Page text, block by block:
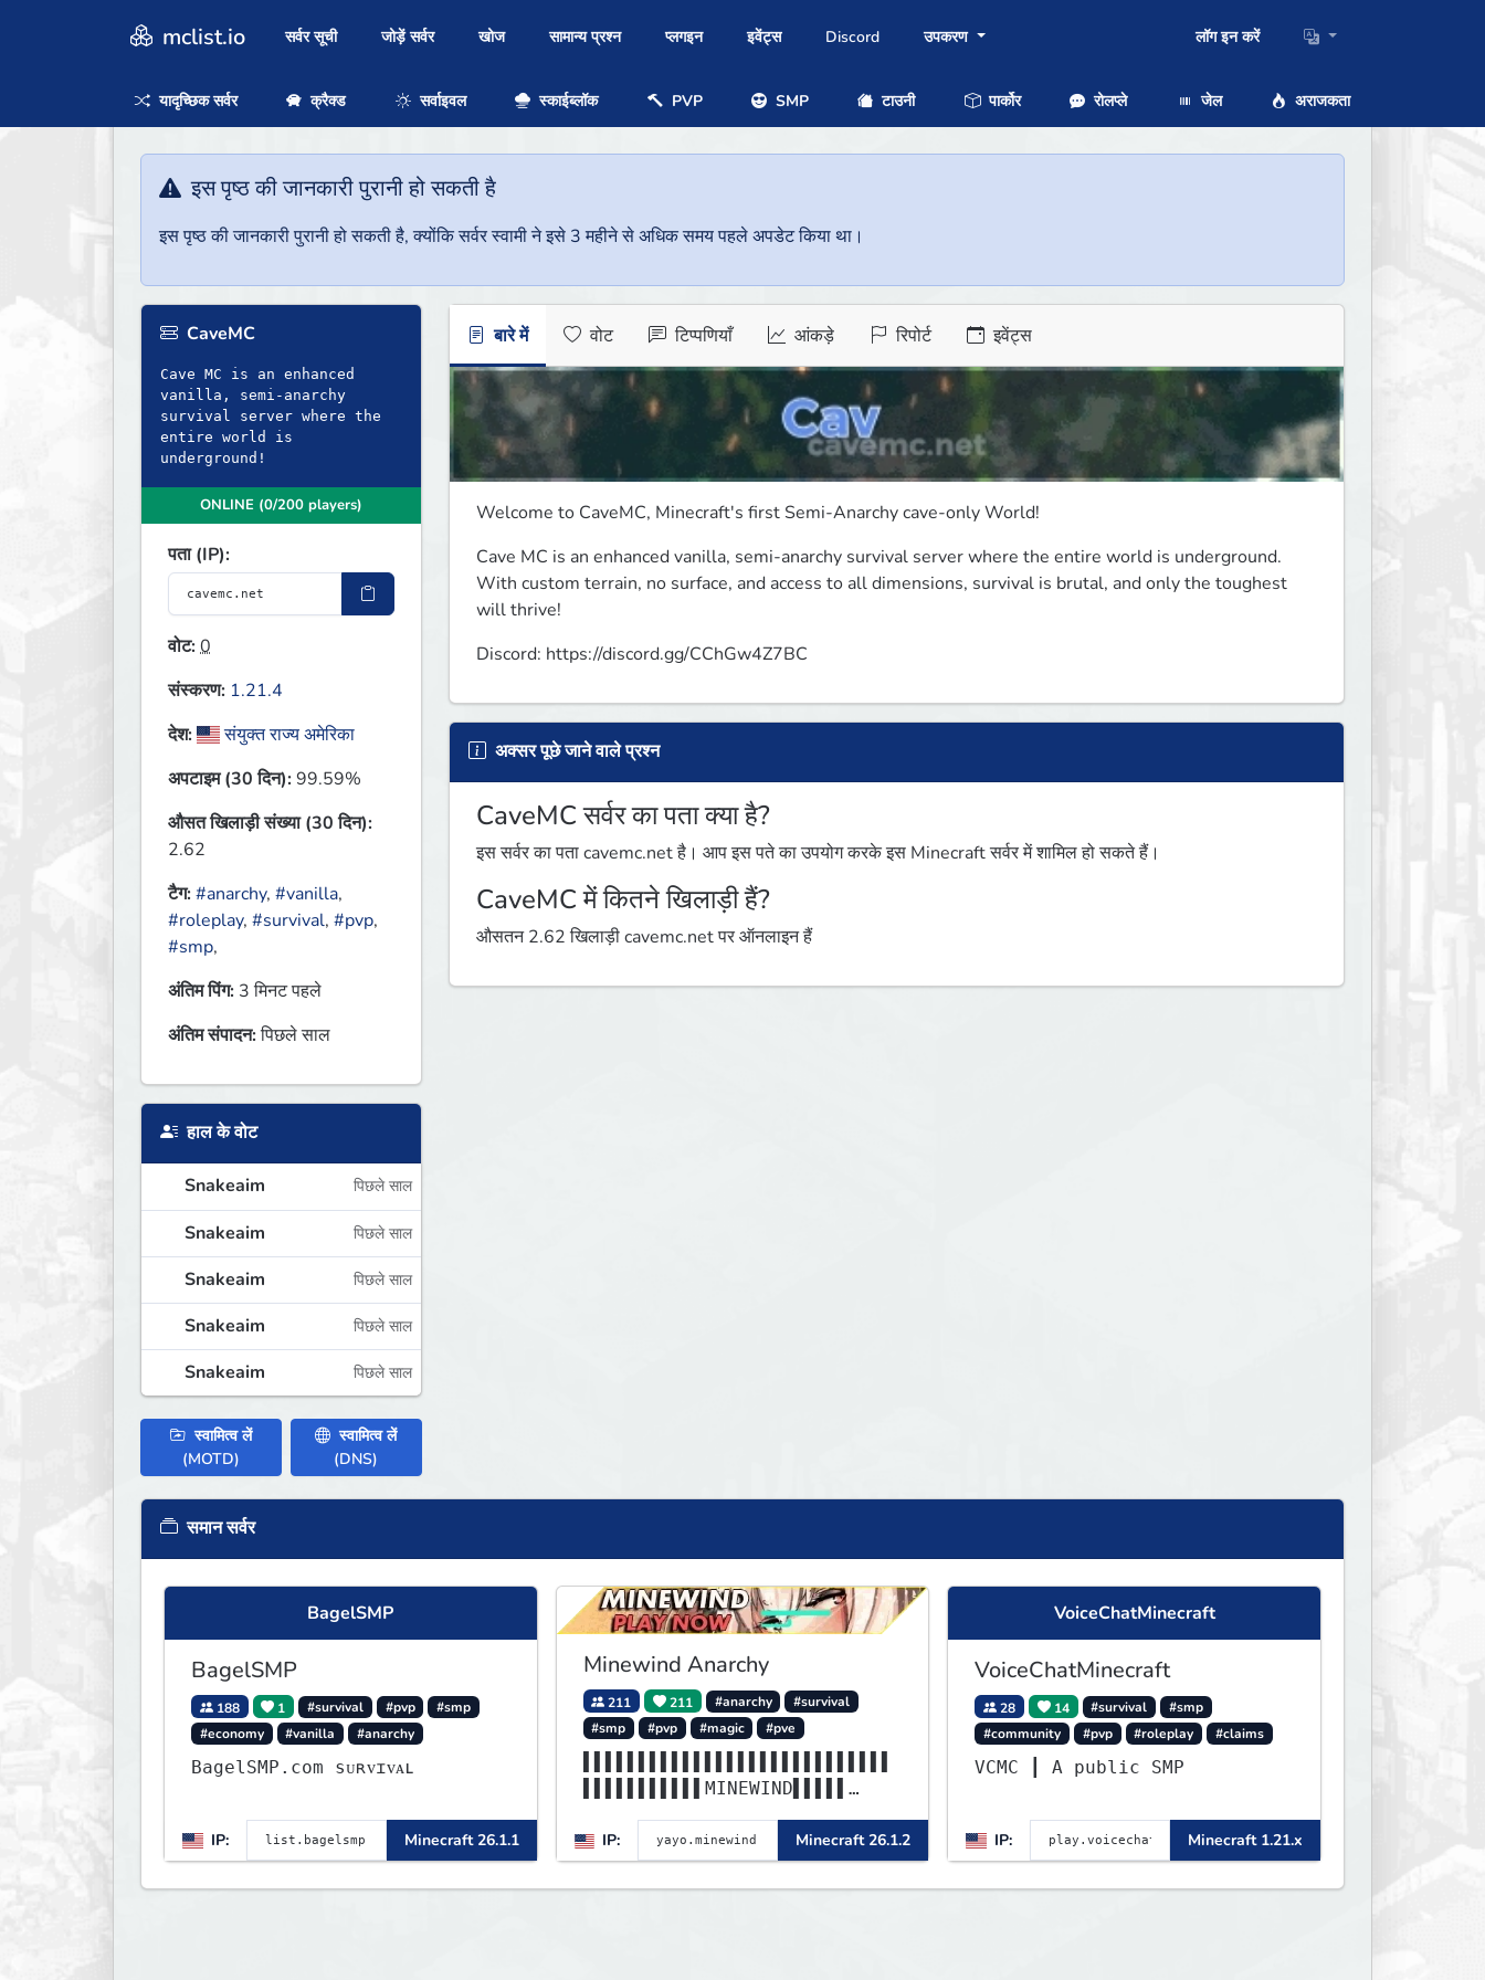
mclist.io सर्वर सूची जोड़ें सर्वर खोज सामान्य प्रश्न प्लगइन इवेंट्स Discord उपकरण लॉग इन करें
यादृच्छिक सर्वर क्रैक्ड सर्वाइवल स्काईब्लॉक PVP SMP टाउनी पार्कोर रोलप्ले जेल अराजकता
इस पृष्ठ की जानकारी पुरानी हो सकती है
इस पृष्ठ की जानकारी पुरानी हो सकती है, क्योंकि सर्वर स्वामी ने इसे 3 महीने से अधिक समय पहले अपडेट किया था।
CaveMC
Cave MC is an enhanced
vanilla, semi-anarchy
survival server where the
entire world is
underground!
ONLINE (0/200 players)
पता (IP):
वोट:0
संस्करण: 1.21.4
देश:
संयुक्त राज्य अमेरिका
अपटाइम (30 दिन):99.59%
औसत खिलाड़ी संख्या (30 दिन):
2.62
टैग:#anarchy, #vanilla,
#roleplay, #survival, #pvp,
#smp,
अंतिम पिंग: 3 मिनट पहले
अंतिम संपादन:पिछले साल
हाल के वोट
Snakeaim पिछले साल
Snakeaim पिछले साल
Snakeaim पिछले साल
Snakeaim पिछले साल
Snakeaim पिछले साल
स्वामित्व लें
(MOTD)
स्वामित्व लें
(DNS)
बारे में वोट टिप्पणियाँ आंकड़े रिपोर्ट इवेंट्स
Welcome to CaveMC, Minecraft's first Semi-Anarchy cave-only World!
Cave MC is an enhanced vanilla, semi-anarchy survival server where the entire world is underground.
With custom terrain, no surface, and access to all dimensions, survival is brutal, and only the toughest
will thrive!
Discord: https://discord.gg/CChGw4Z7BC
अक्सर पूछे जाने वाले प्रश्न
CaveMC सर्वर का पता क्या है?
इस सर्वर का पता cavemc.net है। आप इस पते का उपयोग करके इस Minecraft सर्वर में शामिल हो सकते हैं।
CaveMC में कितने खिलाड़ी हैं?
औसतन 2.62 खिलाड़ी cavemc.net पर ऑनलाइन हैं
समान सर्वर
BagelSMP
BagelSMP
188 1 #survival #pvp
#smp
#economy
#vanilla #anarchy
BagelSMP.com ѕᴜʀᴠɪᴠᴀʟ
IP: Minecraft 26.1.1
Minewind Anarchy
211 211 #anarchy
#survival
#smp
#pvp #magic #pve
▌▌▌▌▌▌▌▌▌▌▌MINEWIND▌▌▌▌▌
▌▌▌▌▌▌▌▌▌▌▌▌▌▌▌▌▌▌▌▌▌▌▌▌▌▌▌▌
▌▌▌▌▌▌▌▌▌▌▌▌▌▌▌▌▌▌▌▌▌▌▌▌
IP: Minecraft 26.1.2
VoiceChatMinecraft
VoiceChatMinecraft
28 14 #survival
#smp
#community
#pvp #roleplay #claims
VCMC ┃ A public SMP
IP: Minecraft 1.21.x